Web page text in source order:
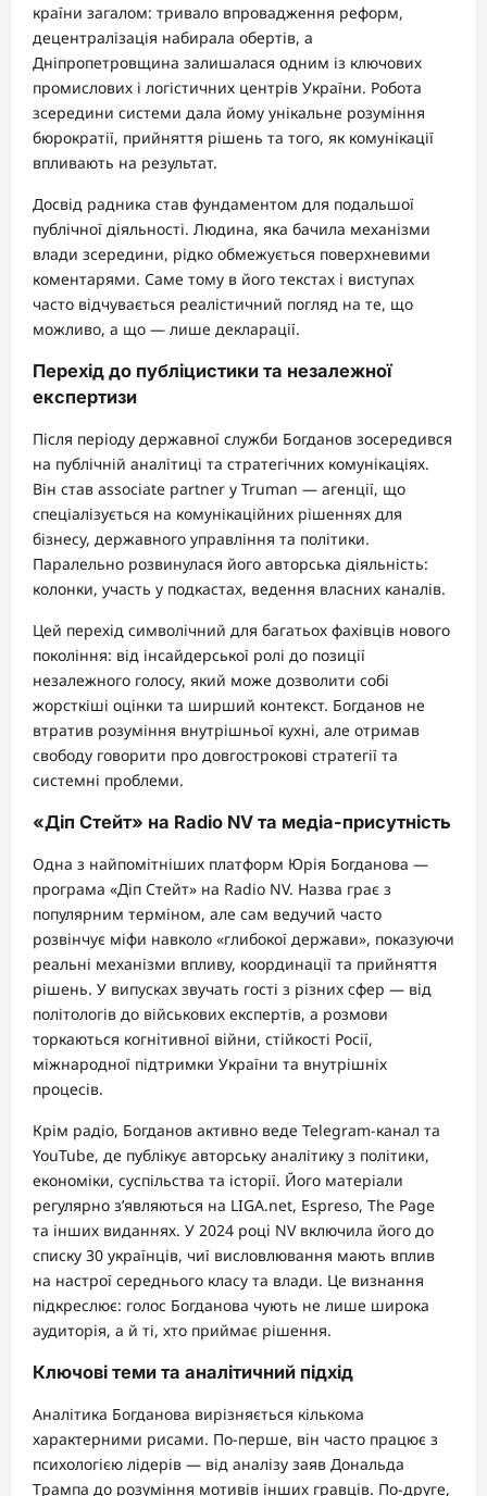
країни загалом: тривало впровадження реформ,
децентралізація набирала обертів, а
Дніпропетровщина залишалася одним із ключових
промислових і логістичних центрів України. Робота
зсередини системи дала йому унікальне розуміння
бюрократії, прийняття рішень та того, як комунікації
впливають на результат.
Досвід радника став фундаментом для подальшої
публічної діяльності. Людина, яка бачила механізми
влади зсередини, рідко обмежується поверхневими
коментарями. Саме тому в його текстах і виступах
часто відчувається реалістичний погляд на те, що
можливо, а що — лише декларації.
Перехід до публіцистики та незалежної
експертизи
Після періоду державної служби Богданов зосередився
на публічній аналітиці та стратегічних комунікаціях.
Він став associate partner у Truman — агенції, що
спеціалізується на комунікаційних рішеннях для
бізнесу, державного управління та політики.
Паралельно розвинулася його авторська діяльність:
колонки, участь у подкастах, ведення власних каналів.
Цей перехід символічний для багатьох фахівців нового
покоління: від інсайдерської ролі до позиції
незалежного голосу, який може дозволити собі
жорсткіші оцінки та ширший контекст. Богданов не
втратив розуміння внутрішньої кухні, але отримав
свободу говорити про довгострокові стратегії та
системні проблеми.
«Діп Стейт» на Radio NV та медіа-присутність
Одна з найпомітніших платформ Юрія Богданова —
програма «Діп Стейт» на Radio NV. Назва грає з
популярним терміном, але сам ведучий часто
розвінчує міфи навколо «глибокої держави», показуючи
реальні механізми впливу, координації та прийняття
рішень. У випусках звучать гості з різних сфер — від
політологів до військових експертів, а розмови
торкаються когнітивної війни, стійкості Росії,
міжнародної підтримки України та внутрішніх
процесів.
Крім радіо, Богданов активно веде Telegram-канал та
YouTube, де публікує авторську аналітику з політики,
економіки, суспільства та історії. Його матеріали
регулярно з’являються на LIGA.net, Espreso, The Page
та інших виданнях. У 2024 році NV включила його до
списку 30 українців, чиї висловлювання мають вплив
на настрої середнього класу та влади. Це визнання
підкреслює: голос Богданова чують не лише широка
аудиторія, а й ті, хто приймає рішення.
Ключові теми та аналітичний підхід
Аналітика Богданова вирізняється кількома
характерними рисами. По-перше, він часто працює з
психологією лідерів — від аналізу заяв Дональда
Трампа до розуміння мотивів інших гравців. По-друге,